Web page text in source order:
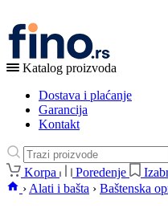
Katalog proizvoda
Dostava i plaćanje
Garancija
Kontakt
Korpa Poredenje
› Alati i bašta › Baštenska